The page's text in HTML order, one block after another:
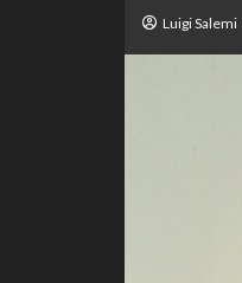
Luigi Salemi